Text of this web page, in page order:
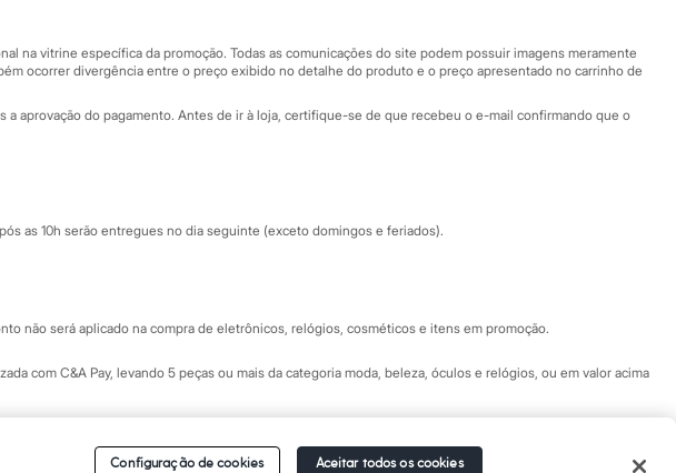
Central de ética
Eventos
na vitrine específica da promoção. Todas as comunicações do site podem possuir imagens meramente
ocorrer divergência entre o preço exibido no detalhe do produto e o preço apresentado no carrinho de
aprovação do pagamento. Antes de ir à loja, certifique-se de que recebeu o e-mail confirmando que o
as 10h serão entregues no dia seguinte (exceto domingos e feriados).
não será aplicado na compra de eletrônicos, relógios, cosméticos e itens em promoção.
com C&A Pay, levando 5 peças ou mais da categoria moda, beleza, óculos e relógios, ou em valor acima
Configuração de cookies Aceitar todos os cookies